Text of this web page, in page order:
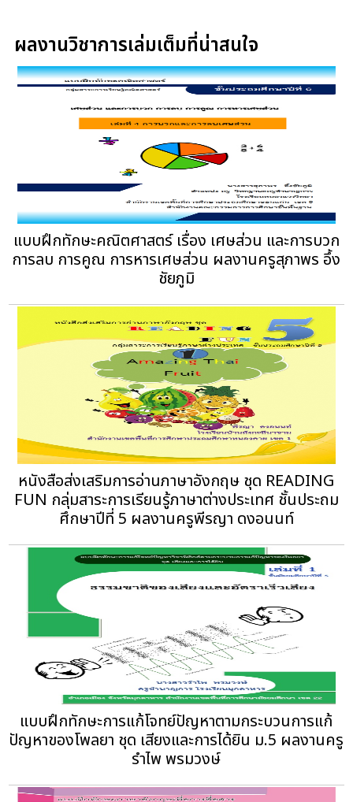
ผลงานวิชาการเล่มเต็มที่น่าสนใจ
แบบฝึกทักษะคณิตศาสตร์ เรื่อง เศษส่วน และการบวก
การลบ การคูณ การหารเศษส่วน ผลงานครูสุภาพร อึ้ง
ชัยภูมิ
หนังสือส่งเสริมการอ่านภาษาอังกฤษ ชุด READING
FUN กลุ่มสาระการเรียนรู้ภาษาต่างประเทศ ชั้นประถม
ศึกษาปีที่ 5 ผลงานครูพีรญา ดงอนนท์
แบบฝึกทักษะการแก้โจทย์ปัญหาตามกระบวนการแก้
ปัญหาของโพลยา ชุด เสียงและการได้ยิน ม.5 ผลงานครู
รำไพ พรมวงษ์